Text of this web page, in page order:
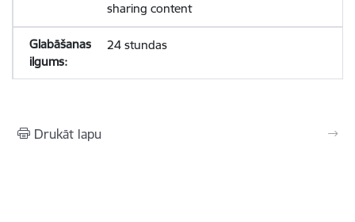
sharing content
24 stundas
Drukāt lapu